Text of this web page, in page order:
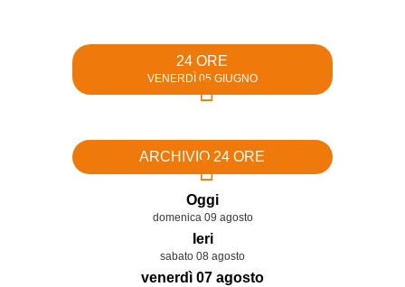
24 ORE
VENERDÌ 05 GIUGNO
ARCHIVIO 24 ORE
Oggi
domenica 09 agosto
Ieri
sabato 08 agosto
venerdì 07 agosto